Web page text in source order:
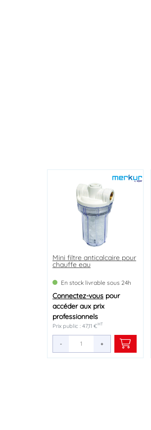
Mini filtre anticalcaire pour
chauffe eau
En stock livrable sous 24h
Connectez-vous pour
accéder aux prix
professionnels
Prix public : 47,11 €HT
- +